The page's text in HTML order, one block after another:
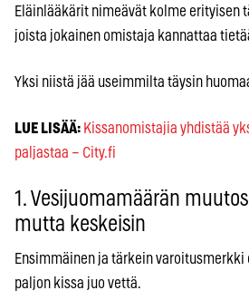
Eläinlääkärit nimeävät kolme erityisen
joista jokainen omistaja kannattaa
Yksi niistä jää useimmilta täysin
LUE LISÄÄ: Kissanomistajia yhdistää
paljastaa – City.fi
1. Vesijuomamäärän
mutta keskeisin
Ensimmäinen ja tärkein varoitusmerkki
paljon kissa juo vettä.